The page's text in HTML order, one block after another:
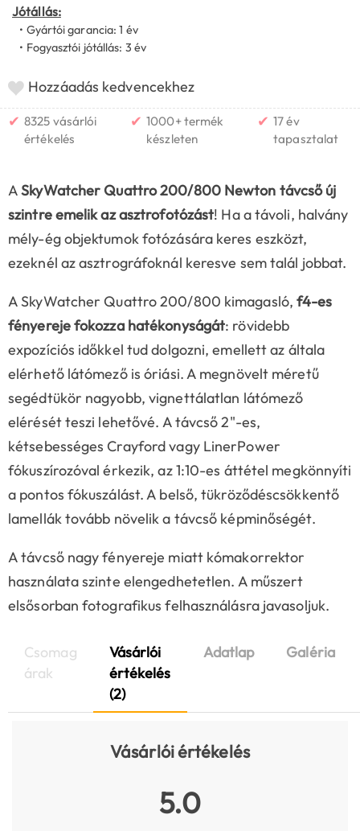
Jótállás:
• Gyártói garancia: 1 év
• Fogyasztói jótállás: 3 év
Hozzáadás kedvencekhez
✔ 8325 vásárlói
értékelés
✔ 1000+ termék
készleten
✔ 17 év
tapasztalat
ASkyWatcher Quattro 200/800 Newton távcső új
szintre emelik az asztrofotózást! Ha a távoli, halvány
mély-ég objektumok fotózására keres eszközt,
ezeknél az asztrográfoknál keresve sem talál jobbat.
A SkyWatcher Quattro 200/800 kimagasló, f4-es
fényereje fokozza hatékonyságát: rövidebb
expozíciós időkkel tud dolgozni, emellett az általa
elérhető látómező is óriási. A megnövelt méretű
segédtükör nagyobb, vignettálatlan látómező
elérését teszi lehetővé. A távcső 2"-es,
kétsebességes Crayford vagy LinerPower
fókuszírozóval érkezik, az 1:10-es áttétel megkönnyíti
a pontos fókuszálást. A belső, tükröződéscsökkentő
lamellák tovább növelik a távcső képminőségét.
A távcső nagy fényereje miatt kómakorrektor
használata szinte elengedhetetlen. A műszert
elsősorban fotografikus felhasználásra javasoljuk.
Csomag
árak
Vásárlói
értékelés
(2)
Adatlap Galéria
Vásárlói értékelés
5.0